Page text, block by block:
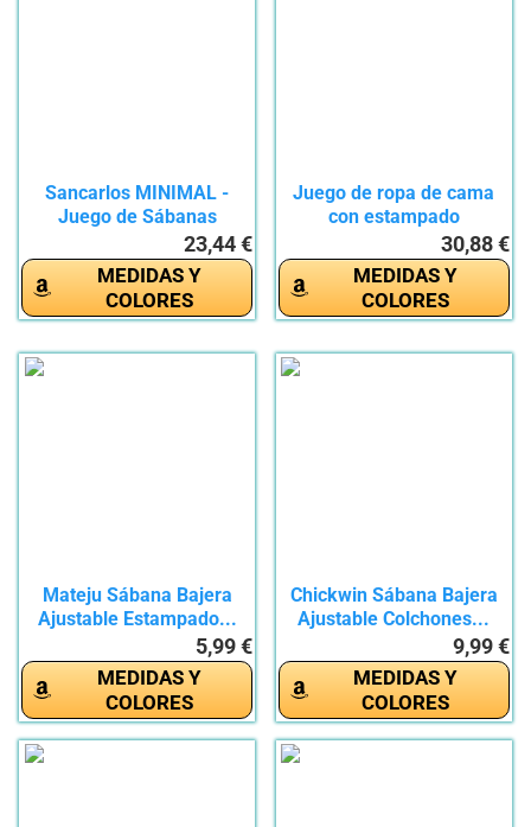
Sancarlos MINIMAL -
Juego de Sábanas
estampadas,...23,44 €
MEDIDAS Y
COLORES
Juego de ropa de cama
con estampado
geométrico...30,88 €
MEDIDAS Y
COLORES
Mateju Sábana Bajera
Ajustable Estampado...
5,99 €
MEDIDAS Y
COLORES
Chickwin Sábana Bajera
Ajustable Colchones...
9,99 €
MEDIDAS Y
COLORES